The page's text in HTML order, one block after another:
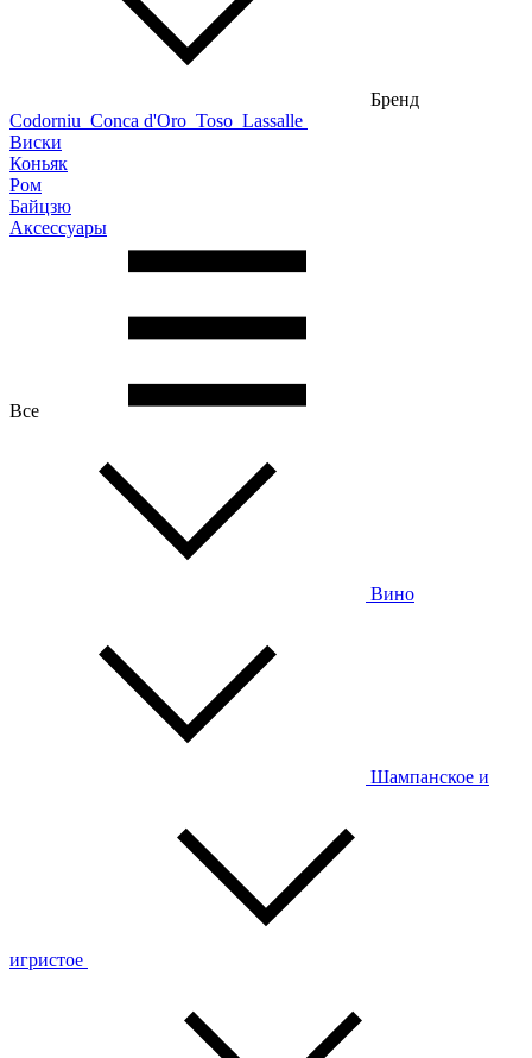
Бренд
Codorniu Conca d'Oro Toso Lassalle
Виски
Коньяк
Ром
Байцзю
Аксессуары
Все
Вино
Шампанское и
игристое